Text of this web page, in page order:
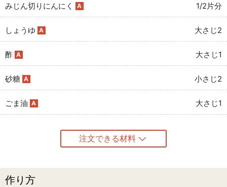
みじん切りにんにく A 1/2片分
しょうゆ A 大さじ2
酢 A 大さじ1
砂糖 A 小さじ2
ごま油 A 大さじ1
注文できる材料
作り方